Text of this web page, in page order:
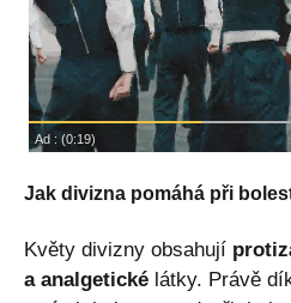
Jak divizna pomáhá při
Květy divizny obsahují
a analgetické látky. Právě